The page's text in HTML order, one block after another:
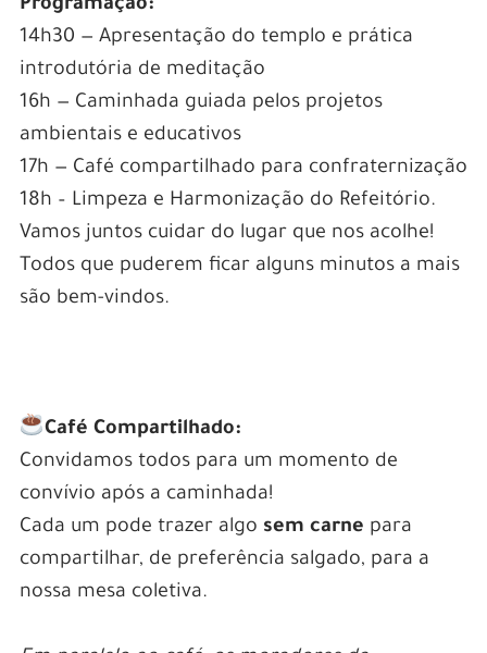
Programação:
14h30 — Apresentação do templo e prática
introdutória de meditação
16h — Caminhada guiada pelos projetos
ambientais e educativos
17h — Café compartilhado para confraternização
18h – Limpeza e Harmonização do Refeitório.
Vamos juntos cuidar do lugar que nos acolhe!
Todos que puderem ficar alguns minutos a mais
são bem-vindos.
Café Compartilhado:
Convidamos todos para um momento de
convívio após a caminhada!
Cada um pode trazer algo sem carne para
compartilhar, de preferência salgado, para a
nossa mesa coletiva.